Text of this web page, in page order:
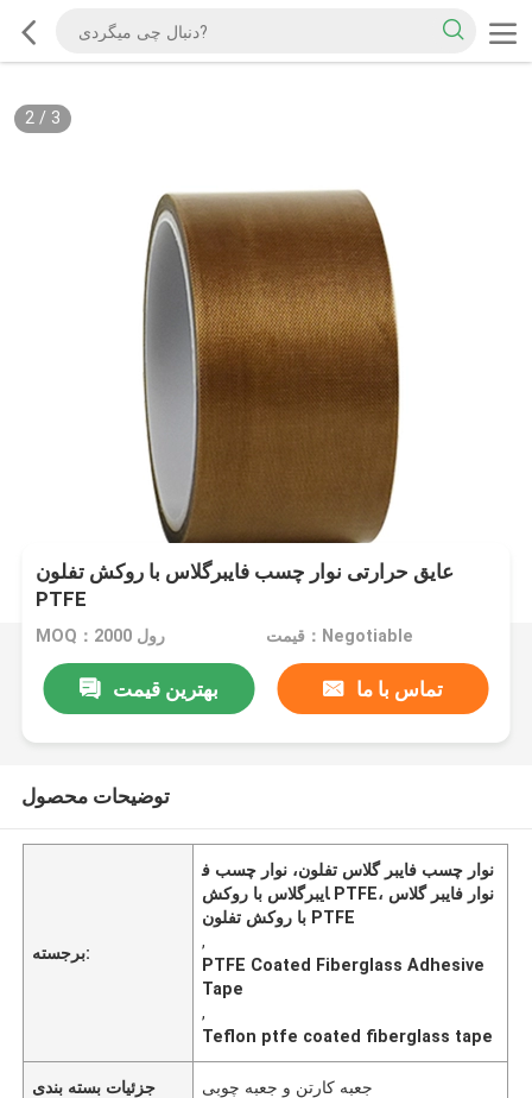
2/ 3
عایق حرارتی نوار چسب فایبرگلاس با روکش تفلون
PTFE
MOQ：2000 رول قیمت：Negotiable
بهترین قیمت تماس با ما
توضیحات محصول
برجسته:
نوار چسب فایبر گلاس تفلون، نوار چسب ف
ایبرگلاس با روکش PTFE، نوار فایبر گلاس
با روکش تفلون PTFE
,
PTFE Coated Fiberglass Adhesive
Tape
,
Teflon ptfe coated fiberglass tape
جزئیات بسته بندی جعبه کارتن و جعبه چوبی